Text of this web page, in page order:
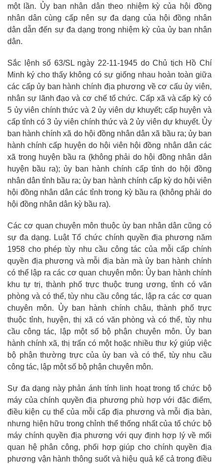
một lần. Ủy ban nhân dân theo nhiệm kỳ của hội đồng
nhân dân cùng cấp nên sự đa dạng của hội đồng nhân
dân dẫn đến sự đa dạng trong nhiệm kỳ của ủy ban nhân
dân.
Sắc lệnh số 63/SL ngày 22-11-1945 do Chủ tịch Hồ Chí
Minh ký cho thấy không có sự giống nhau hoàn toàn giữa
các cấp ủy ban hành chính địa phương về cơ cấu ủy viên,
nhân sự lãnh đạo và cơ chế tổ chức. Cấp xã và cấp kỳ có
5 ủy viên chính thức và 2 ủy viên dự khuyết; cấp huyện và
cấp tỉnh có 3 ủy viên chính thức và 2 ủy viên dự khuyết. Ủy
ban hành chính xã do hội đồng nhân dân xã bầu ra; ủy ban
hành chính cấp huyện do hội viên hội đồng nhân dân các
xã trong huyện bầu ra (không phải do hội đồng nhân dân
huyện bầu ra); ủy ban hành chính cấp tỉnh do hội đồng
nhân dân tỉnh bầu ra; ủy ban hành chính cấp kỳ do hội viên
hội đồng nhân dân các tỉnh trong kỳ bầu ra (không phải do
hội đồng nhân dân kỳ bầu ra).
Các cơ quan chuyên môn thuộc ủy ban nhân dân cũng có
sự đa dạng. Luật Tổ chức chính quyền địa phương năm
1958 cho phép tùy nhu cầu công tác của mỗi cấp chính
quyền địa phương và mỗi địa bàn mà ủy ban hành chính
có thể lập ra các cơ quan chuyên môn: Ủy ban hành chính
khu tự trị, thành phố trực thuộc trung ương, tỉnh có văn
phòng và có thể, tùy nhu cầu công tác, lập ra các cơ quan
chuyên môn. Ủy ban hành chính châu, thành phố trực
thuộc tỉnh, huyện, thị xã có văn phòng và có thể, tùy nhu
cầu công tác, lập một số bộ phận chuyên môn. Ủy ban
hành chính xã, thị trấn có một hoặc nhiều thư ký giúp việc
bộ phận thường trực của ủy ban và có thể, tùy nhu cầu
công tác, lập một số bộ phận chuyên môn.
Sự đa dạng này phản ánh tính linh hoạt trong tổ chức bộ
máy của chính quyền địa phương phù hợp với đặc điểm,
điều kiện cụ thể của mỗi cấp địa phương và mỗi địa bàn,
nhưng hiện hữu trong chỉnh thể thống nhất của tổ chức bộ
máy chính quyền địa phương với quy định hợp lý về mối
quan hệ phân công, phối hợp giúp cho chính quyền địa
phương vận hành thông suốt và hiệu quả kể cả trong điều